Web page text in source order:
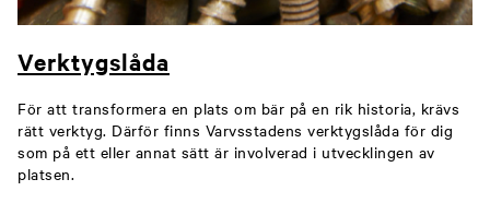
Verktygslåda
För att transformera en plats om bär på en rik historia, krävs
rätt verktyg. Därför finns Varvsstadens verktygslåda för dig
som på ett eller annat sätt är involverad i utvecklingen av
platsen.